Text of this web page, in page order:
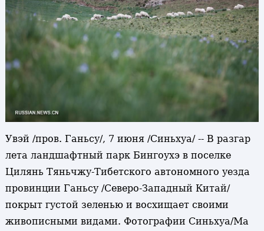
Увэй /пров. Ганьсу/, 7 июня /Синьхуа/ -- В разгар
лета ландшафтный парк Бингоухэ в поселке
Цилянь Тяньчжу-Тибетского автономного уезда
провинции Ганьсу /Северо-Западный Китай/
покрыт густой зеленью и восхищает своими
живописными видами. Фотографии Синьхуа/Ма